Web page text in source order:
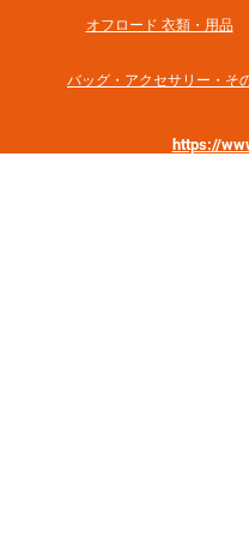
オフロード 衣類・用品
バッグ・アクセサリー・そ
https://